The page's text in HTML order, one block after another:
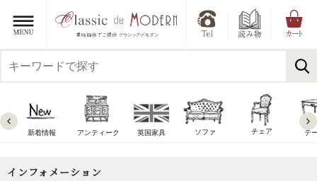
新着情報 アンティーク 英国家具 ソファ チェア テ